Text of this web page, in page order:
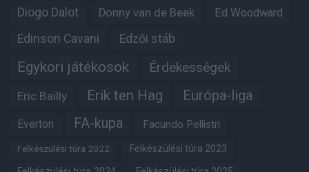
Diogo Dalot Donny van de Beek Ed Woodward
Edinson Cavani Edzői stáb
Egykori játékosok Érdekességek
Eric Bailly Erik ten Hag Európa-liga
Everton FA-kupa Facundo Pellistri
Felkészülési túra 2022 Felkészülési túra 2023